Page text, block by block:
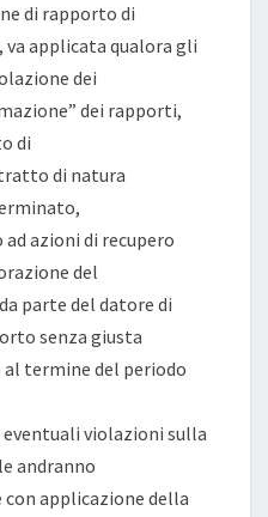
di rapporto di
applicata qualora gli
dei
dei rapporti,
di
di natura
azioni di recupero
del
parte del datore di
senza giusta
termine del periodo
violazioni sulla
andranno
applicazione della